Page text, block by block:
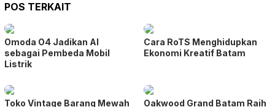
POS TERKAIT
Omoda O4 Jadikan AI
sebagai Pembeda Mobil
Listrik
Cara RoTS Menghidupkan
Ekonomi Kreatif Batam
Toko Vintage Barang Mewah Oakwood Grand Batam Raih